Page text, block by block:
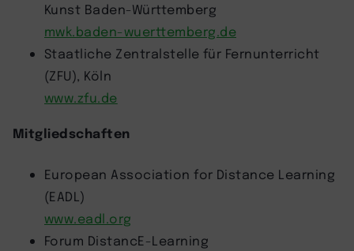
Kunst Baden-Württemberg
mwk.baden-wuerttemberg.de
Staatliche Zentralstelle für Fernunterricht
(ZFU), Köln
www.zfu.de
Mitgliedschaften
European Association for Distance Learning
(EADL)
www.eadl.org
Forum DistancE-Learning